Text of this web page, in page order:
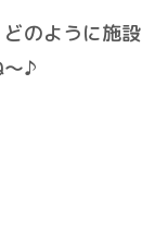
のように施
～♪